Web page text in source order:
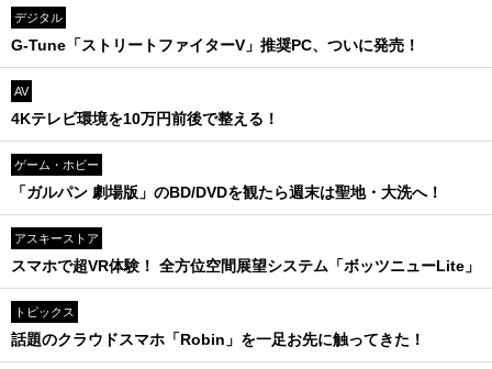
デジタル
G-Tune「ストリートファイターV」推奨PC、ついに発売！
AV
4Kテレビ環境を10万円前後で整える！
ゲーム・ホビー
「ガルパン 劇場版」のBD/DVDを観たら週末は聖地・大洗へ！
アスキーストア
スマホで超VR体験！ 全方位空間展望システム「ボッツニューLite」
トピックス
話題のクラウドスマホ「Robin」を一足お先に触ってきた！